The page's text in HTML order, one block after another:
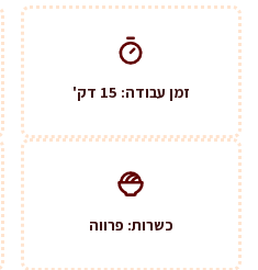
זמן עבודה: 15 דק'
כשרות: פרווה